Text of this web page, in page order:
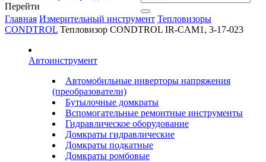
Перейти
Главная Измерительный инструмент Тепловизоры
CONDTROL Тепловизор CONDTROL IR-CAM1, 3-17-023
Автоинструмент
Автомобильные инверторы напряжения
(преобразователи)
Бутылочные домкраты
Вспомогательные ремонтные инструменты
Гидравлическое оборудование
Домкраты гидравлические
Домкраты подкатные
Домкраты ромбовые